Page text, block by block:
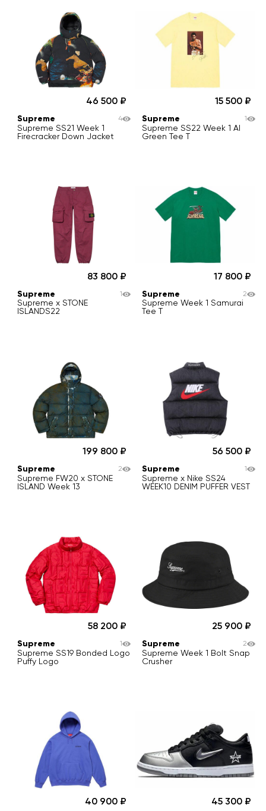
46 500
Supreme
Supreme SS21 Week 1
Firecracker Down Jacket
4
15 500
Supreme
Supreme SS22 Week 1 Al
Green Tee T
1
83 800
Supreme
Supreme x STONE
ISLANDS22
1
17 800
Supreme
Supreme Week 1 Samurai
Tee T
2
199 800
Supreme
Supreme FW20 x STONE
ISLAND Week 13
2
56 500
Supreme
Supreme x Nike SS24
WEEK10 DENIM PUFFER VEST
1
58 200
Supreme
Supreme SS19 Bonded Logo
Puffy Logo
1
25 900
Supreme
Supreme Week 1 Bolt Snap
Crusher
2
40 900 45 300